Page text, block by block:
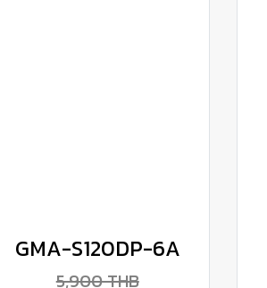
GMA-S120DP-6A
5,900 THB